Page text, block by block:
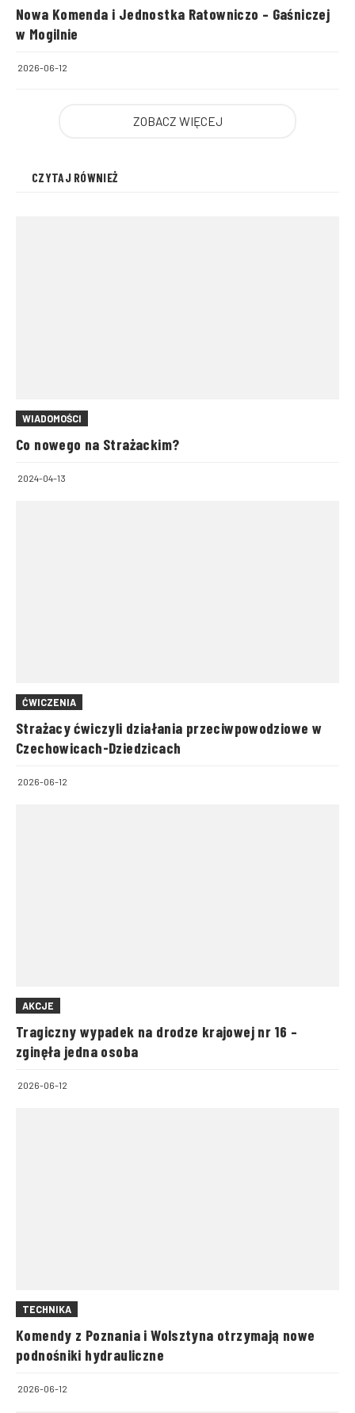
Nowa Komenda i Jednostka Ratowniczo – Gaśniczej
w Mogilnie
2026-06-12
ZOBACZ WIĘCEJ
CZYTAJ RÓWNIEŻ
WIADOMOŚCI
Co nowego na Strażackim?
2024-04-13
ĆWICZENIA
Strażacy ćwiczyli działania przeciwpowodziowe w
Czechowicach-Dziedzicach
2026-06-12
AKCJE
Tragiczny wypadek na drodze krajowej nr 16 –
zginęła jedna osoba
2026-06-12
TECHNIKA
Komendy z Poznania i Wolsztyna otrzymają nowe
podnośniki hydrauliczne
2026-06-12